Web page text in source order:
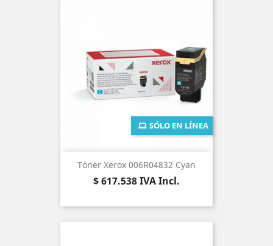
Tóner Xerox 006R04832 Cyan
Precio
$ 617.538IVA Incl.
SÓLO EN LÍNEA